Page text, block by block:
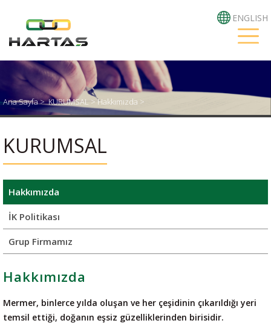
ENGLISH
Ana Sayfa>KURUMSAL >Hakkımızda >
KURUMSAL
Hakkımızda
İK Politikası
Grup Firmamız
Hakkımızda
Mermer, binlerce yılda oluşan ve her çeşidinin çıkarıldığı yeri
temsil ettiği, doğanın eşsiz güzelliklerinden birisidir.